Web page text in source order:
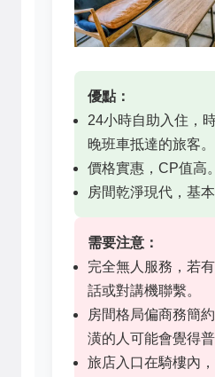
優點：
24小時自助入住，
晚班車抵達的旅客。
價格實惠，CP值高。
房間乾淨現代，基
需要注意：
完全無人服務，若
話或對講機聯繫。
房間格局偏商務簡
潢的人可能會覺得普
旅店入口在騎樓內